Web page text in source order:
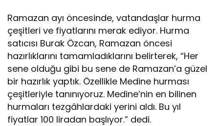
Ramazan ayı öncesinde, vatandaşlar hurma
çeşitleri ve fiyatlarını merak ediyor. Hurma
satıcısı Burak Özcan, Ramazan öncesi
hazırlıklarını tamamladıklarını belirterek, “Her
sene olduğu gibi bu sene de Ramazan’a güzel
bir hazırlık yaptık. Özellikle Medine hurması
çeşitleriyle tanınıyoruz. Medine’nin en bilinen
hurmaları tezgâhlardaki yerini aldı. Bu yıl
fiyatlar 100 liradan başlıyor.” dedi.